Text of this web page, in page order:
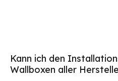
Kann ich den
Wallboxen aller